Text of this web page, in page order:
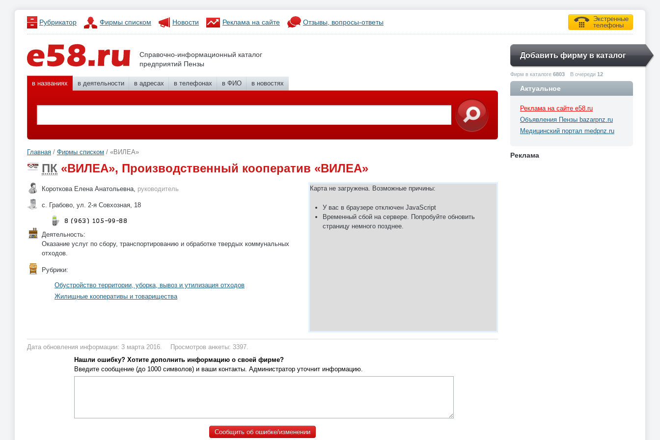
Рубрикатор Фирмы списком Новости Реклама на сайте Отзывы, вопросы-ответы
Экстренные
телефоны
Справочно-информационный каталог
предприятий Пензы
Добавить фирму в каталог
Фирм в каталоге 6803 В очереди 12
в названиях в деятельности в адресах в телефонах в ФИО в новостях
Главная / Фирмы списком / «ВИЛЕА»
ПК «ВИЛЕА», Производственный кооператив «ВИЛЕА»
Карта не загружена. Возможные причины:
У вас в браузере отключен JavaScript
Временный сбой на сервере. Попробуйте обновить
страницу немного позднее.
Короткова Елена Анатольевна, руководитель
с. Грабово, ул. 2-я Совхозная, 18
Деятельность:
Оказание услуг по сбору, транспортированию и обработке твердых коммунальных
отходов.
Рубрики:
Обустройство территории, уборка, вывоз и утилизация отходов
Жилищные кооперативы и товарищества
Дата обновления информации: 3 марта 2016.
Просмотров анкеты: 3397.
Нашли ошибку? Хотите дополнить информацию о своей фирме?
Введите сообщение (до 1000 символов) и ваши контакты. Администратор уточнит информацию.
Актуальное
Реклама на сайте e58.ru
Объявления Пензы bazarpnz.ru
Медицинский портал medpnz.ru
Реклама